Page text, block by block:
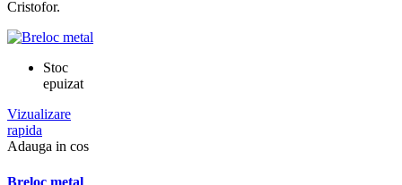
Cristofor.
Stoc
epuizat
Vizualizare
rapida
Adauga in cos
Breloc metal